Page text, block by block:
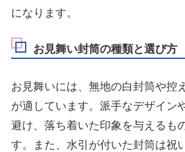
になります。
お見舞い封筒の種類と選び方
お見舞いには、無地の白封筒や控
が適しています。派手なデザイン
避け、落ち着いた印象を与えるも
す。また、水引が付いた封筒は祝